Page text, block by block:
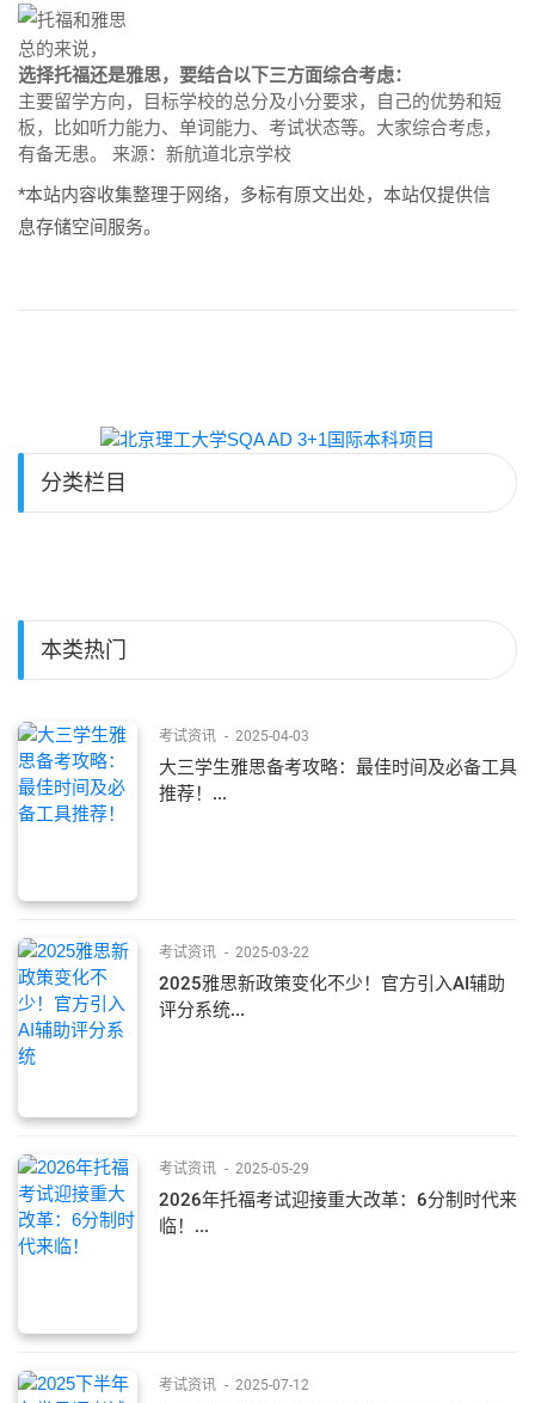
总的来说，
选择托福还是雅思，要结合以下三方面综合考虑：
主要留学方向，目标学校的总分及小分要求，自己的优势和短
板，比如听力能力、单词能力、考试状态等。大家综合考虑，
有备无患。 来源：新航道北京学校
*本站内容收集整理于网络，多标有原文出处，本站仅提供信
息存储空间服务。
分类栏目
本类热门
考试资讯 - 2025-04-03
大三学生雅思备考攻略：最佳时间及必备工具
推荐！...
考试资讯 - 2025-03-22
2025雅思新政策变化不少！官方引入AI辅助
评分系统...
考试资讯 - 2025-05-29
2026年托福考试迎接重大改革：6分制时代来
临！...
考试资讯 - 2025-07-12